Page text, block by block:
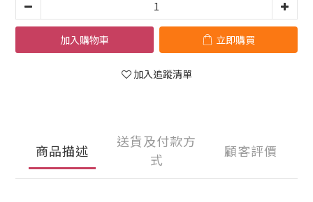
加入購物車 立即購買
加入追蹤清單
商品描述
送貨及付款方
式
顧客評價